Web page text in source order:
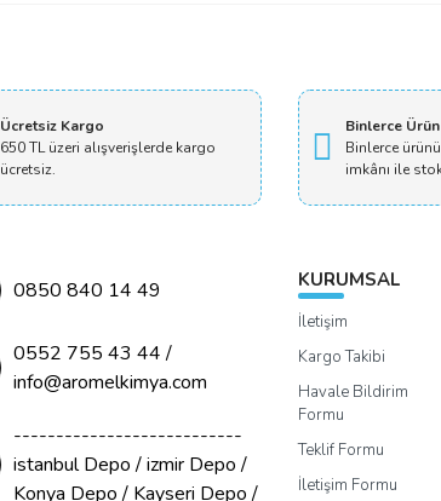
Ücretsiz Kargo
650 TL üzeri alışverişlerde kargo
ücretsiz.
Binlerce Ürün
Binlerce
imkânı ile
0850 840 14 49
0552 755 43 44 /
info@aromelkimya.com
---------------------------
istanbul Depo / izmir Depo /
Konya Depo / Kayseri Depo /
KURUMSAL
İletişim
Kargo Takibi
Havale Bildirim
Formu
Teklif Formu
İletişim Formu